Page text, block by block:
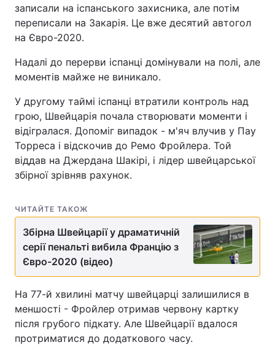
записали на іспанського захисника, але потім
переписали на Закарія. Це вже десятий автогол
на Євро-2020.
Надалі до перерви іспанці домінували на полі, але
моментів майже не виникало.
У другому таймі іспанці втратили контроль над
грою, Швейцарія почала створювати моменти і
відігралася. Допоміг випадок - м'яч влучив у Пау
Торреса і відскочив до Ремо Фройлера. Той
віддав на Джердана Шакірі, і лідер швейцарської
збірної зрівняв рахунок.
ЧИТАЙТЕ ТАКОЖ
Збірна Швейцарії у драматичній
серії пенальті вибила Францію з
Євро-2020 (відео)
На 77-й хвилині матчу швейцарці залишилися в
меншості - Фройлер отримав червону картку
після грубого підкату. Але Швейцарії вдалося
протриматися до додаткового часу.